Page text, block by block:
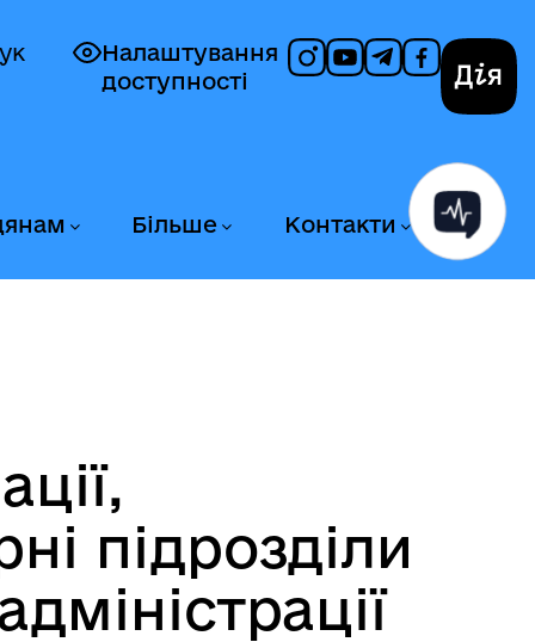
Налаштування
доступності
Більше Контакти
підрозділи